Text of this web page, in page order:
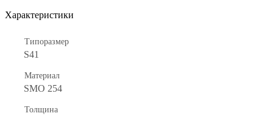
Характеристики
Типоразмер
S41
Материал
SMO 254
Толщина